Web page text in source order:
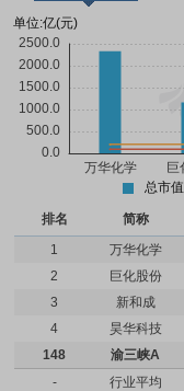
单位:亿(元)
总市值
排名 简称
1
万华化学
2
巨化股份
3
新和成
4
昊华科技
148
渝三峡A
-
行业平均